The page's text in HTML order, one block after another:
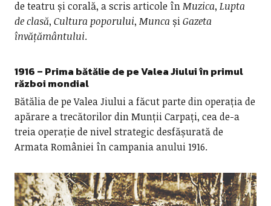
de teatru și corală, a scris articole înMuzica, Lupta
declasă, Cultura poporului, Munca șiGazeta
învățământului.
1916 – Prima bătălie de pe Valea Jiului în primul
război mondial
Bătălia de pe Valea Jiului a făcut parte din operația de
apărare a trecătorilor din Munții Carpați, cea de-a
treia operație de nivel strategic desfășurată de
Armata României în campania anului 1916.